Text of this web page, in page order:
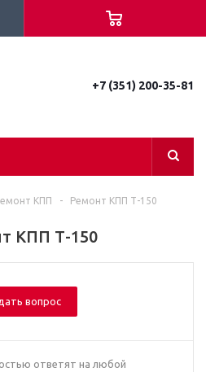
+7 (351) 200-35-81
КПП - Ремонт КПП Т-150
КПП Т-150
вопрос
ответят на любой